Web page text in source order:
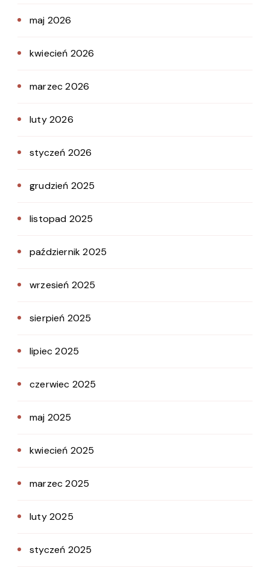
maj 2026
kwiecień 2026
marzec 2026
luty 2026
styczeń 2026
grudzień 2025
listopad 2025
październik 2025
wrzesień 2025
sierpień 2025
lipiec 2025
czerwiec 2025
maj 2025
kwiecień 2025
marzec 2025
luty 2025
styczeń 2025